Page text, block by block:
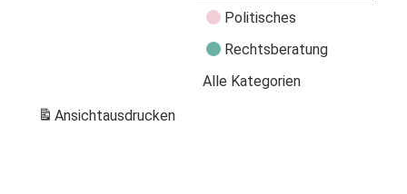
Politisches
Rechtsberatung
Alle Kategorien
Ansichtausdrucken